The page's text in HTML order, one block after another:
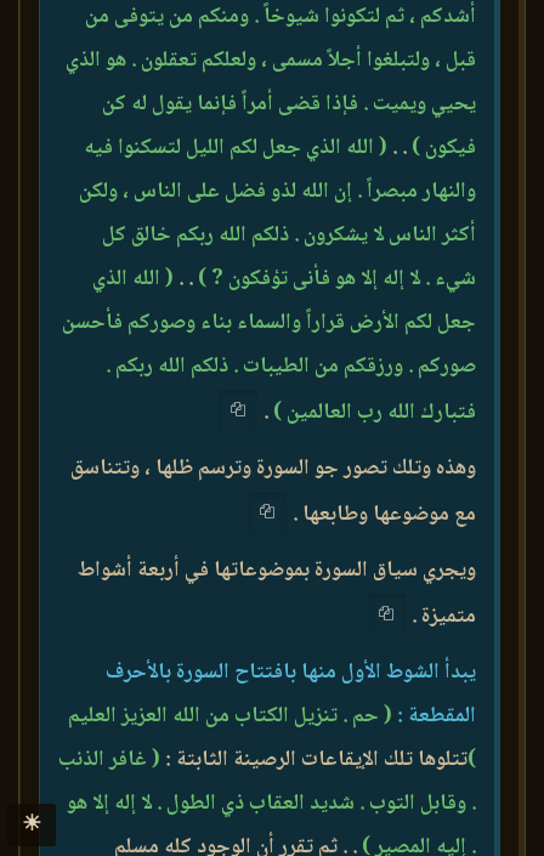
أشدكم ، ثم لتكونوا شيوخاً . ومنكم من يتوفى من
قبل ، ولتبلغوا أجلاً مسمى ، ولعلكم تعقلون . هو الذي
يحيي ويميت . فإذا قضى أمراً فإنما يقول له كن
فيكون ). . ( الله الذي جعل لكم الليل لتسكنوا فيه
والنهار مبصراً . إن الله لذو فضل على الناس ، ولكن
أكثر الناس لا يشكرون . ذلكم الله ربكم خالق كل
شيء . لا إله إلا هو فأنى تؤفكون ? ). . ( الله الذي
جعل لكم الأرض قراراً والسماء بناء وصوركم فأحسن
صوركم . ورزقكم من الطيبات . ذلكم الله ربكم .
فتبارك الله رب العالمين ).
وهذه وتلك تصور جو السورة وترسم ظلها ، وتتناسق
مع موضوعها وطابعها .
ويجري سياق السورة بموضوعاتها في أربعة أشواط
متميزة .
يبدأ الشوط الأول منها بافتتاح السورة بالأحرف
المقطعة : ( حم . تنزيل الكتاب من الله العزيز العليم
)تتلوها تلك الإيقاعات الرصينة الثابتة : ( غافر الذنب
. وقابل التوب . شديد العقاب ذي الطول . لا إله إلا هو
. إليه المصير ). . ثم تقرر أن الوجود كله مسلم
☀